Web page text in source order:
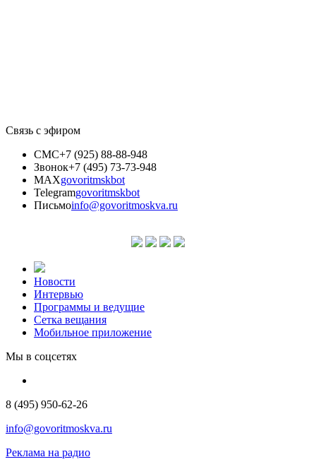
Связь с эфиром
СМС+7 (925) 88-88-948
Звонок+7 (495) 73-73-948
MAXgovoritmskbot
Telegramgovoritmskbot
Письмоinfo@govoritmoskva.ru
Новости
Интервью
Программы и ведущие
Сетка вещания
Мобильное приложение
Мы в соцсетях
8 (495) 950-62-26
info@govoritmoskva.ru
Реклама на радио